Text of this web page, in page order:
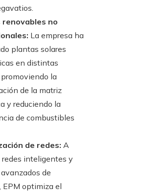
renovables no
La empresa ha
plantas solares
en distintas
la
de la matriz
y reduciendo la
de combustibles
de redes: A
redes inteligentes y
de
EPM optimiza el